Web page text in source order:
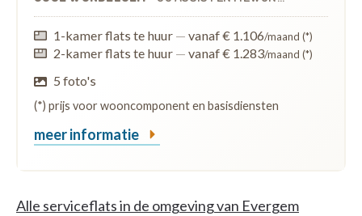
1-kamer flats te huur — vanaf € 1.106/maand (*)
2-kamer flats te huur — vanaf € 1.283/maand (*)
5 foto's
(*) prijs voor wooncomponent en basisdiensten
meer informatie
Alle serviceflats in de omgeving van Evergem